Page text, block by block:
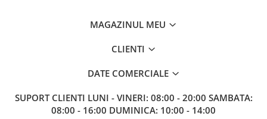
Gundam
MAGAZINUL MEU
CLIENTI
DATE COMERCIALE
SUPORT CLIENTI LUNI - VINERI: 08:00 - 20:00 SAMBATA:
08:00 - 16:00 DUMINICA: 10:00 - 14:00